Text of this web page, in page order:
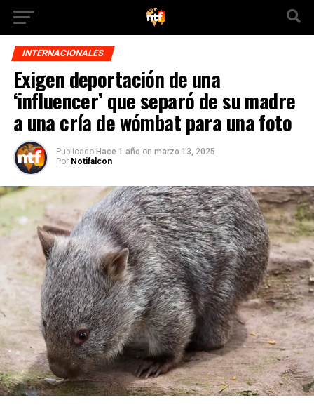
INTERNACIONALES
Exigen deportación de una
‘influencer’ que separó de su madre
a una cría de wómbat para una foto
Publicado Hace 1 año on marzo 13, 2025
Por Notifalcon